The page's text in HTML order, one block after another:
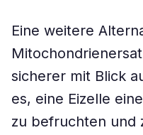
Eine weitere
sicherer mit Blick
es, eine Eizelle
zu befruchten und